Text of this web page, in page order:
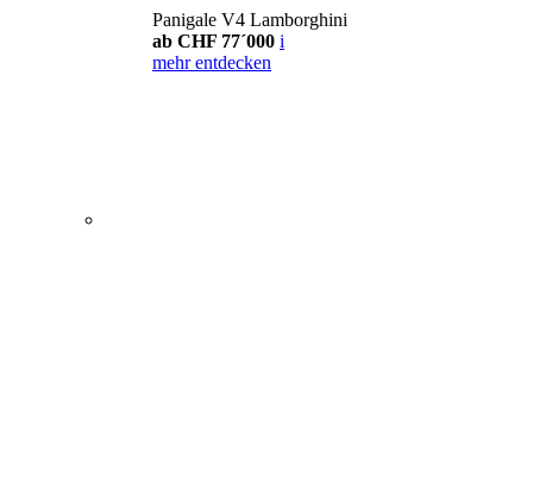
Panigale V4 Lamborghini
ab CHF 77´000 i
mehr entdecken